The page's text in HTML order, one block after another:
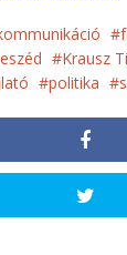
Krausz
politika